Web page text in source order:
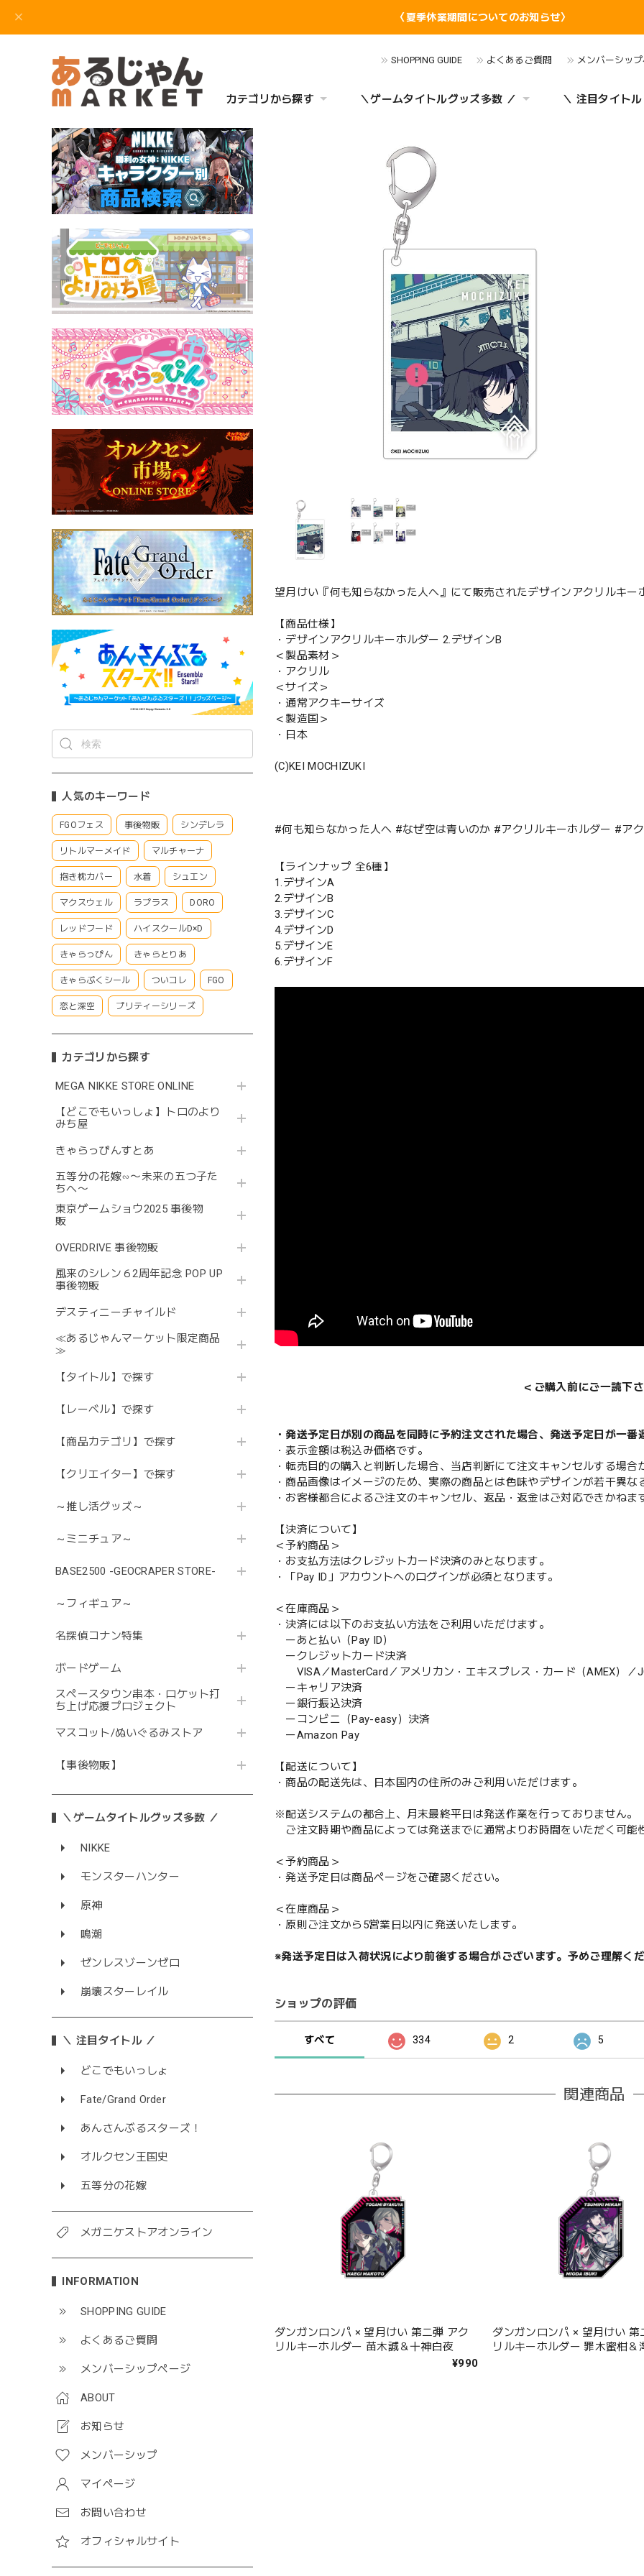
〈夏季休業期間についてのお知らせ〉
SHOPPING GUIDE よくあるご質問 メンバーシッ
カテゴリから探す ＼ゲームタイトルグッズ多数 ／ ＼ 注目タイト
人気のキーワード
FGOフェス 事後物販 シンデレラ
リトルマーメイド マルチャーナ
抱き枕カバー 水着 シュエン
マクスウェル ラプラス DORO
レッドフード ハイスクールD×D
きゃらっぴん きゃらとりあ
きゃらぷくシール ついコレ FGO
恋と深空 プリティーシリーズ
カテゴリから探す
MEGA NIKKE STORE ONLINE
【どこでもいっしょ】トロのより
みち屋
きゃらっぴんすとあ
五等分の花嫁∽〜未来の五つ子た
ちへ〜
東京ゲームショウ2025 事後物
販
OVERDRIVE 事後物販
風来のシレン６2周年記念 POP UP
事後物販
デスティニーチャイルド
≪あるじゃんマーケット限定商品
≫
【タイトル】で探す
【レーベル】で探す
【商品カテゴリ】で探す
【クリエイター】で探す
～推し活グッズ～
～ミニチュア～
BASE2500 -GEOCRAPER STORE-
～フィギュア～
名探偵コナン特集
ボードゲーム
スペースタウン串本・ロケット打
ち上げ応援プロジェクト
マスコット/ぬいぐるみストア
【事後物販】
＼ゲームタイトルグッズ多数 ／
NIKKE
モンスターハンター
原神
鳴潮
ゼンレスゾーンゼロ
崩壊スターレイル
＼ 注目タイトル ／
どこでもいっしょ
Fate/Grand Order
あんさんぶるスターズ！
オルクセン王国史
五等分の花嫁
メガニケストアオンライン
INFORMATION
SHOPPING GUIDE
よくあるご質問
メンバーシップページ
ABOUT
お知らせ
メンバーシップ
マイページ
お問い合わせ
オフィシャルサイト
望月けい『何も知らなかった人へ』にて販売されたデザインアクリルキー
【商品仕様】
・デザインアクリルキーホルダー 2.デザインB
＜製品素材＞
・アクリル
＜サイズ＞
・通常アクキーサイズ
＜製造国＞
・日本
(C)KEI MOCHIZUKI
#何も知らなかった人へ #なぜ空は青いのか #アクリルキーホルダー #ア
【ラインナップ 全6種】
1.デザインA
2.デザインB
3.デザインC
4.デザインD
5.デザインE
6.デザインF
＜ご購入前にご一読下
・発送予定日が別の商品を同時に予約注文された場合、発送予定日が一
・表示金額は税込み価格です。
・転売目的の購入と判断した場合、当店判断にて注文キャンセルする場合
・商品画像はイメージのため、実際の商品とは色味やデザインが若干異な
・お客様都合によるご注文のキャンセル、返品・返金はご対応できかねま
【決済について】
＜予約商品＞
・お支払方法はクレジットカード決済のみとなります。
・「Pay ID」アカウントへのログインが必須となります。
＜在庫商品＞
・決済には以下のお支払い方法をご利用いただけます。
ーあと払い（Pay ID）
ークレジットカード決済
VISA／MasterCard／アメリカン・エキスプレス・カード（AMEX）／
ーキャリア決済
ー銀行振込決済
ーコンビニ（Pay-easy）決済
ーAmazon Pay
【配送について】
・商品の配送先は、日本国内の住所のみご利用いただけます。
※配送システムの都合上、月末最終平日は発送作業を行っておりません。
ご注文時期や商品によっては発送までに通常よりお時間をいただく可能
＜予約商品＞
・発送予定日は商品ページをご確認ください。
＜在庫商品＞
・原則ご注文から5営業日以内に発送いたします。
※発送予定日は入荷状況により前後する場合がございます。予めご理解く
ショップの評価
すべて 334 2 5
関連商品
ダンガンロンパ × 望月けい 第二弾 アク
リルキーホルダー 苗木誠＆十神白夜
¥990
ダンガンロンパ × 望月けい 第
リルキーホルダー 罪木蜜柑＆